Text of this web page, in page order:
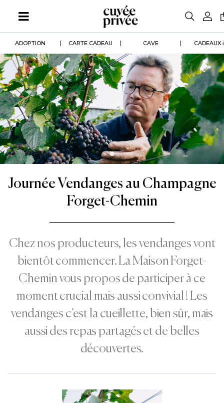
contenu
ADOPTION CARTE CADEAU CAVE CADEAUX
Journée Vendanges au Champagne
Forget-Chemin
Chez nos producteurs, les vendanges vont
bientôt commencer. La Maison Forget-
Chemin vous propos de participer à ce
moment crucial mais aussi convivial ! Les
vendanges c’est la cueillette, bien sûr, mais
aussi des repas partagés et de belles
découvertes.